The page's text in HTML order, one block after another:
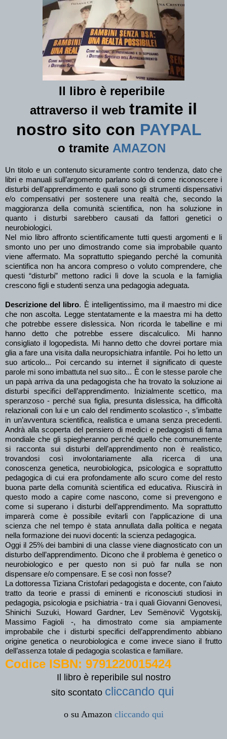
Il libro è reperibile
attraverso il web tramite il
nostro sito con PAYPAL
o tramite AMAZON
Un titolo e un contenuto sicuramente contro tendenza, dato che
libri e manuali sull’argomento parlano solo di come riconoscere i
disturbi dell'apprendimento e quali sono gli strumenti dispensativi
e/o compensativi per sostenere una realtà che, secondo la
maggioranza della comunità scientifica, non ha soluzione in
quanto i disturbi sarebbero causati da fattori genetici o
neurobiologici.
Nel mio libro affronto scientificamente tutti questi argomenti e li
smonto uno per uno dimostrando come sia improbabile quanto
viene affermato. Ma soprattutto spiegando perché la comunità
scientifica non ha ancora compreso o voluto comprendere, che
questi “disturbi” mettono radici lì dove la scuola e la famiglia
crescono figli e studenti senza una pedagogia adeguata.
Descrizione del libro. È intelligentissimo, ma il maestro mi dice
che non ascolta. Legge stentatamente e la maestra mi ha detto
che potrebbe essere dislessica. Non ricorda le tabelline e mi
hanno detto che potrebbe essere discalculico. Mi hanno
consigliato il logopedista. Mi hanno detto che dovrei portare mia
glia a fare una visita dalla neuropsichiatra infantile. Poi ho letto un
suo articolo... Poi cercando su internet il significato di queste
parole mi sono imbattuta nel suo sito... È con le stesse parole che
un papà arriva da una pedagogista che ha trovato la soluzione ai
disturbi specifici dell’apprendimento. Inizialmente scettico, ma
speranzoso - perché sua figlia, presunta dislessica, ha difficoltà
relazionali con lui e un calo del rendimento scolastico -, s’imbatte
in un’avventura scientifica, realistica e umana senza precedenti.
Andrà alla scoperta del pensiero di medici e pedagogisti di fama
mondiale che gli spiegheranno perché quello che comunemente
si racconta sui disturbi dell’apprendimento non è realistico,
trovandosi così involontariamente alla ricerca di una
conoscenza genetica, neurobiologica, psicologica e soprattutto
pedagogica di cui era profondamente allo scuro come del resto
buona parte della comunità scientifica ed educativa. Riuscirà in
questo modo a capire come nascono, come si prevengono e
come si superano i disturbi dell’apprendimento. Ma soprattutto
imparerà come è possibile evitarli con l’applicazione di una
scienza che nel tempo è stata annullata dalla politica e negata
nella formazione dei nuovi docenti: la scienza pedagogica.
Oggi il 25% dei bambini di una classe viene diagnosticato con un
disturbo dell’apprendimento. Dicono che il problema è genetico o
neurobiologico e per questo non si può far nulla se non
dispensare e/o compensare. E se così non fosse?
La dottoressa Tiziana Cristofari pedagogista e docente, con l’aiuto
tratto da teorie e prassi di eminenti e riconosciuti studiosi in
pedagogia, psicologia e psichiatria - tra i quali Giovanni Genovesi,
Shinichi Suzuki, Howard Gardner, Lev Semënovič Vygotskij,
Massimo Fagioli -, ha dimostrato come sia ampiamente
improbabile che i disturbi specifici dell’apprendimento abbiano
origine genetica o neurobiologica e come invece siano il frutto
dell’assenza totale di pedagogia scolastica e familiare.
Codice ISBN: 9791220015424
Il libro è reperibile sul nostro
sito scontato cliccando qui
o su Amazon cliccando qui